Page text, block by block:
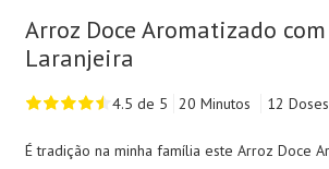
Arroz Doce Aromatizado
Laranjeira
4.5 de 5 20 Minutos 12 Doses
É tradição na minha família este Arroz Doce